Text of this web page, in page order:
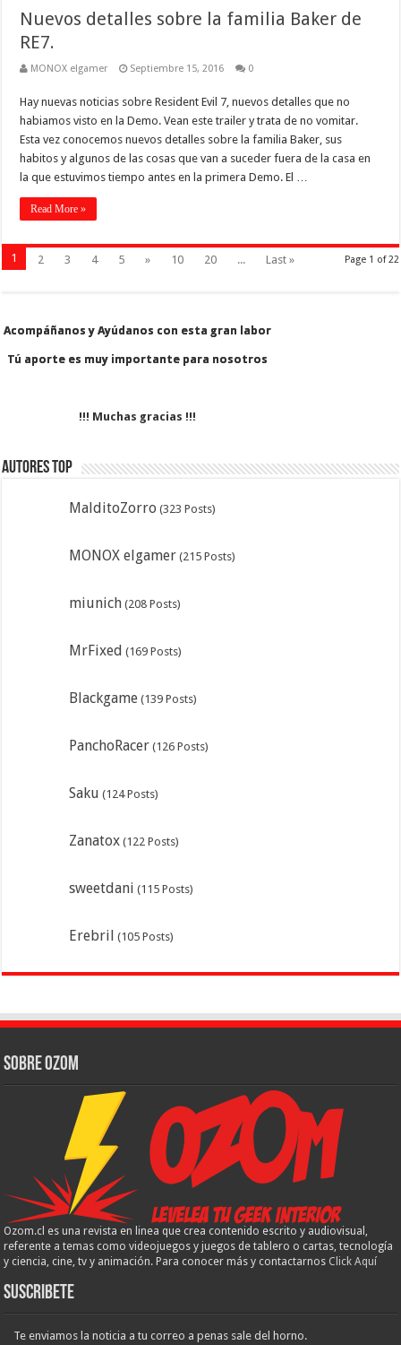
Nuevos detalles sobre la familia Baker de
RE7.
MONOX elgamer Septiembre 15, 2016 0
Hay nuevas noticias sobre Resident Evil 7, nuevos detalles que no
habiamos visto en la Demo. Vean este trailer y trata de no vomitar.
Esta vez conocemos nuevos detalles sobre la familia Baker, sus
habitos y algunos de las cosas que van a suceder fuera de la casa en
la que estuvimos tiempo antes en la primera Demo. El …
Read More »
Page 1 of 22
1 2 3 4 5 » 10 20 ... Last »
Acompáñanos y Ayúdanos con esta gran labor
Acompáñanos y Ayúdanos con esta gran labor
Tú aporte es muy importante para nosotros
Tú aporte es muy importante para nosotros
!!! Muchas gracias !!!
Autores Top
MalditoZorro (323 Posts)
MONOX elgamer (215 Posts)
miunich (208 Posts)
MrFixed (169 Posts)
Blackgame (139 Posts)
PanchoRacer (126 Posts)
Saku (124 Posts)
Zanatox (122 Posts)
sweetdani (115 Posts)
Erebril (105 Posts)
Sobre Ozom
Ozom.cl es una revista en linea que crea contenido escrito y audiovisual,
referente a temas como videojuegos y juegos de tablero o cartas, tecnología
y ciencia, cine, tv y animación. Para conocer más y contactarnos Click Aquí
Suscribete
Te enviamos la noticia a tu correo a penas sale del horno.